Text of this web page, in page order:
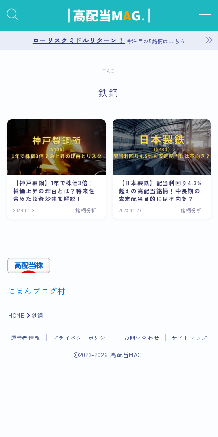
運営者情報
サイトマップ
ローリスクミドルリターン！ 今注目の5銘柄はこちら
TAG
鉄鋼
【神戸製鋼】1年で株価3倍！
株価上昇の理由とは？将来性
含めた投資妙味を解説！
2024.01.30 銘柄分析
【日本製鉄】配当利回り4.3%
超えの高配当銘柄！中長期の
安定配当目的には不向き？
2023.11.27 銘柄分析
にほんブログ村
HOME 鉄鋼
運営者情報 プライバシーポリシー お問い合わせ サイトマップ
2023–2026 高配当MAG.